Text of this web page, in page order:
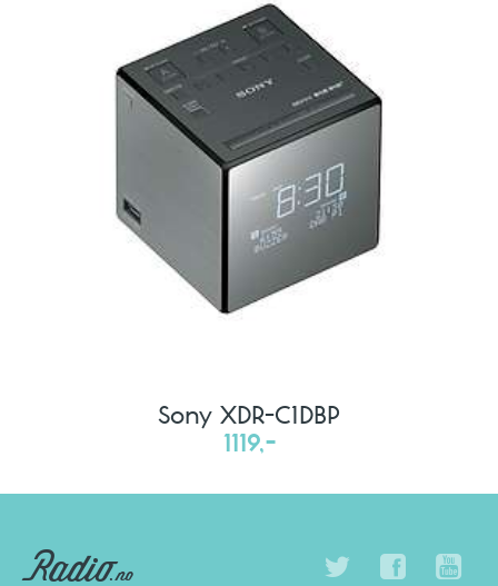
Sony XDR-C1DBP
1119,-